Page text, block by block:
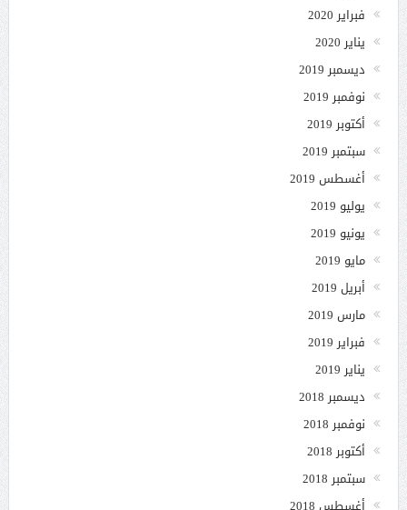
فبراير 2020
يناير 2020
ديسمبر 2019
نوفمبر 2019
أكتوبر 2019
سبتمبر 2019
أغسطس 2019
يوليو 2019
يونيو 2019
مايو 2019
أبريل 2019
مارس 2019
فبراير 2019
يناير 2019
ديسمبر 2018
نوفمبر 2018
أكتوبر 2018
سبتمبر 2018